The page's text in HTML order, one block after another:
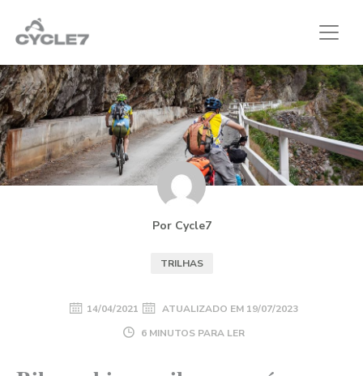
Por Cycle7
TRILHAS
14/04/2021 ATUALIZADO EM 19/07/2023
6 MINUTOS PARA LER